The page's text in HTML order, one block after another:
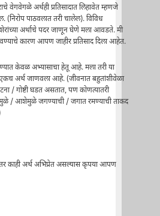
वेगवेगळे अर्थही प्रतिसादात लिहावेत म्हणजे
(निरोप पाठवलात तरी चालेल). विविध
अर्थाचे पदर जाणून घेणे मला आवडते. मी
कारण आपण जाहीर प्रतिसाद दिला आहेत.
केवळ अभ्यासाचा हेतू आहे. मला तरी या
अर्थ जाणवला आहे. (जीवनात बहुतांशीवेळा
/ गोष्टी घडत असतात, पण कोणत्यातरी
/ आशेमुळे जगण्याची / जगात रमण्याची ताकद
काही अर्थ अभिप्रेत असल्यास कृपया आपण